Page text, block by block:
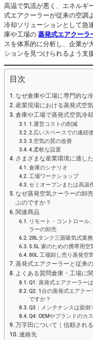
高温で気流が悪く、エネルギ
式エアクーラーが従来の空調
冷却ソリューションとして急
庫や工場の蒸発式エアクーラ
スを体系的に分析し、企業が
ションを見つけられるよう支
目次
なぜ倉庫や工場に専門的な
産業現場における蒸発式空
倉庫や工場で蒸発式空気冷
1.運営コストの削減
2.広いスペースでの連続
3.空気の質の改善
4.柔軟な設置
さまざまな産業環境に適し
倉庫のシナリオ
工場ワークショップ
セミオープンまたは高温
なぜ蒸発空気クーラーの卸
ぶのですか？
関連商品
リモート・コントロール
ラーの卸売
28Lタンク三面吸気式業
5.5L 家のための携帯用
80L 工場卸し売り蒸発空
蒸発式エアクーラーと従来
よくある質問倉庫・工場に
Q1: 蒸発式エアクーラー
Q2: 1台の蒸発式エアク
ですか？
Q3：メンテナンスは面倒
Q4: OEMやブランドのカ
万字田について｜信頼され
連絡先